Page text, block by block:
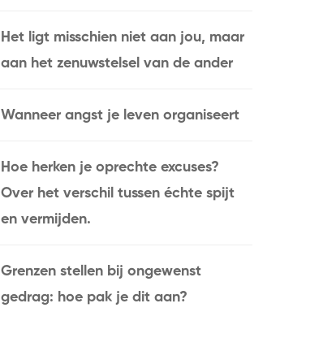
Het ligt misschien niet aan jou, maar
aan het zenuwstelsel van de ander
Wanneer angst je leven organiseert
Hoe herken je oprechte excuses?
Over het verschil tussen échte spijt
en vermijden.
Grenzen stellen bij ongewenst
gedrag: hoe pak je dit aan?